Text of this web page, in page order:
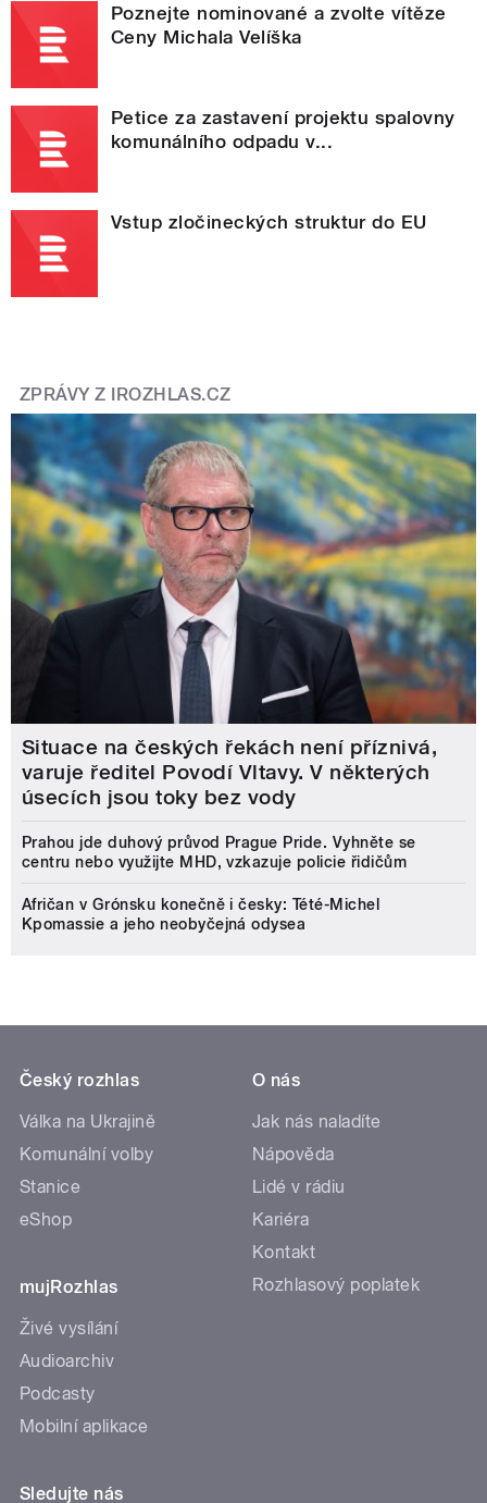
Poznejte nominované a zvolte vítěze
Ceny Michala Velíška
Petice za zastavení projektu spalovny
komunálního odpadu v...
Vstup zločineckých struktur do EU
ZPRÁVY Z IROZHLAS.CZ
Situace na českých řekách není příznivá,
varuje ředitel Povodí Vltavy. V některých
úsecích jsou toky bez vody
Prahou jde duhový průvod Prague Pride. Vyhněte se
centru nebo využijte MHD, vzkazuje policie řidičům
Afričan v Grónsku konečně i česky: Tété-Michel
Kpomassie a jeho neobyčejná odysea
Český rozhlas
Válka na Ukrajině
Komunální volby
Stanice
eShop
mujRozhlas
Živé vysílání
Audioarchiv
Podcasty
Mobilní aplikace
O nás
Jak nás naladíte
Nápověda
Lidé v rádiu
Kariéra
Kontakt
Rozhlasový poplatek
Sledujte nás